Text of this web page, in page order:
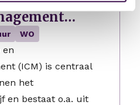
WO
en
(ICM) is centraal
het
en bestaat o.a. uit